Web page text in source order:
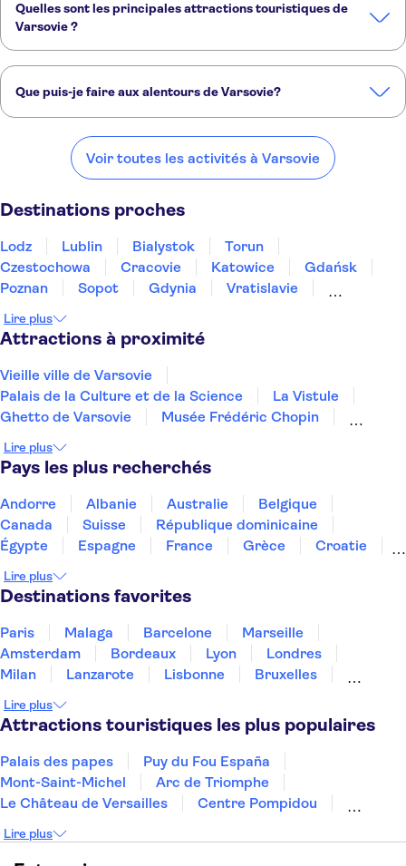
Quelles sont les principales attractions touristiques de
Varsovie ?
Vieille ville de Varsovie
Palais de la Culture et de la Science
La Vistule
Que puis-je faire aux alentours de Varsovie?
Lublin
Voir toutes les activités à Varsovie
Destinations proches
Lodz Lublin Bialystok
Torun
Czestochowa
Cracovie Katowice
Gdańsk
Poznan
Sopot Gdynia
Vratislavie
Lire plus
Attractions à proximité
Vieille ville de Varsovie
Palais de la Culture et de la Science
La Vistule
Ghetto de Varsovie
Musée Frédéric Chopin
Lire plus
Pays les plus recherchés
Andorre Albanie Australie
Belgique
Canada
Suisse
République dominicaine
Égypte
Espagne France Grèce
Croatie
Thaïlande
Tunisie
Lire plus
Destinations favorites
Paris Malaga Barcelone
Marseille
Amsterdam
Bordeaux Lyon
Londres
Milan
Lanzarote Lisbonne
Bruxelles
Dubai
Copenhague Minorque Montpellier
Lire plus
Attractions touristiques les plus populaires
Palais des papes
Puy du Fou España
Mont-Saint-Michel
Arc de Triomphe
Le Château de Versailles
Centre Pompidou
La Chapelle Sixtine
Musée du Louvre
Lire plus